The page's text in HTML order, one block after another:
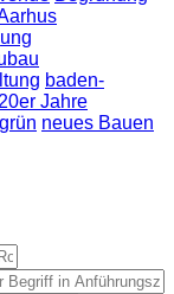
baden-
20er Jahre
neues Bauen